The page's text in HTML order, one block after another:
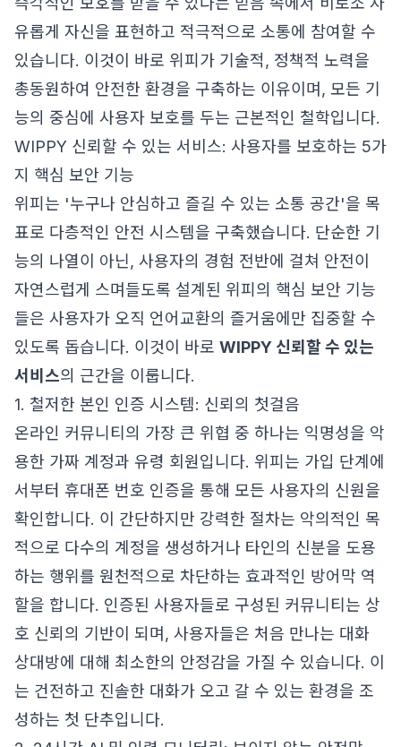
유롭게 자신을 표현하고 적극적으로 소통에 참여할 수
있습니다. 이것이 바로 위피가 기술적, 정책적 노력을
총동원하여 안전한 환경을 구축하는 이유이며, 모든 기
능의 중심에 사용자 보호를 두는 근본적인 철학입니다.
WIPPY 신뢰할 수 있는 서비스: 사용자를 보호하는 5가
지 핵심 보안 기능
위피는 '누구나 안심하고 즐길 수 있는 소통 공간'을 목
표로 다층적인 안전 시스템을 구축했습니다. 단순한 기
능의 나열이 아닌, 사용자의 경험 전반에 걸쳐 안전이
자연스럽게 스며들도록 설계된 위피의 핵심 보안 기능
들은 사용자가 오직 언어교환의 즐거움에만 집중할 수
있도록 돕습니다. 이것이 바로 WIPPY 신뢰할 수 있는
서비스의 근간을 이룹니다.
1. 철저한 본인 인증 시스템: 신뢰의 첫걸음
온라인 커뮤니티의 가장 큰 위협 중 하나는 익명성을 악
용한 가짜 계정과 유령 회원입니다. 위피는 가입 단계에
서부터 휴대폰 번호 인증을 통해 모든 사용자의 신원을
확인합니다. 이 간단하지만 강력한 절차는 악의적인 목
적으로 다수의 계정을 생성하거나 타인의 신분을 도용
하는 행위를 원천적으로 차단하는 효과적인 방어막 역
할을 합니다. 인증된 사용자들로 구성된 커뮤니티는 상
호 신뢰의 기반이 되며, 사용자들은 처음 만나는 대화
상대방에 대해 최소한의 안정감을 가질 수 있습니다. 이
는 건전하고 진솔한 대화가 오고 갈 수 있는 환경을 조
성하는 첫 단추입니다.